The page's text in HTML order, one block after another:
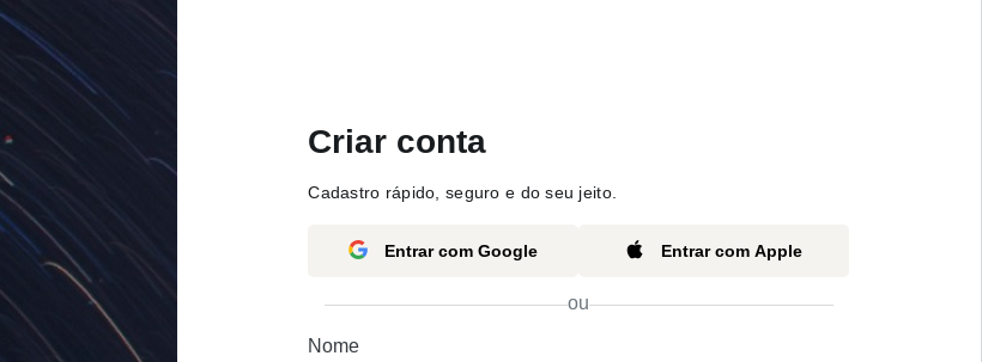
Criar conta
Cadastro rápido, seguro e do seu jeito.
Entrar com Google Entrar com Apple
ou
Nome